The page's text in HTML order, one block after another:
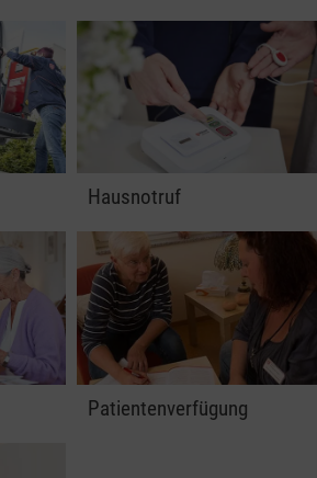
Hausnotruf
Patientenverfügung